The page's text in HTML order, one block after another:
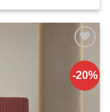
-20%
към
списъка с
харесани